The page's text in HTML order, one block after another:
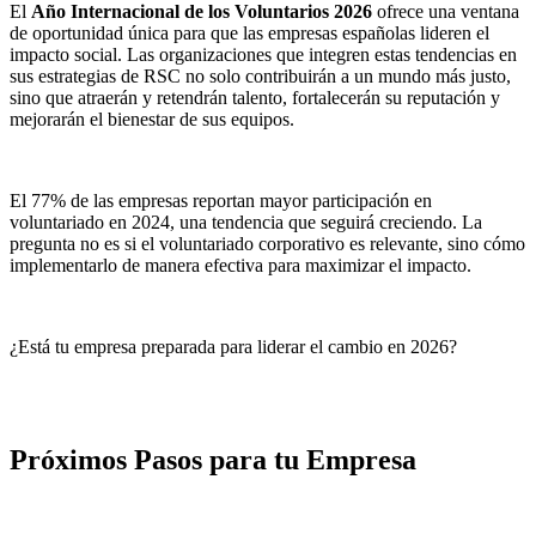
El Año Internacional de los Voluntarios 2026 ofrece una ventana
de oportunidad única para que las empresas españolas lideren el
impacto social. Las organizaciones que integren estas tendencias en
sus estrategias de RSC no solo contribuirán a un mundo más justo,
sino que atraerán y retendrán talento, fortalecerán su reputación y
mejorarán el bienestar de sus equipos.
El 77% de las empresas reportan mayor participación en
voluntariado en 2024, una tendencia que seguirá creciendo. La
pregunta no es si el voluntariado corporativo es relevante, sino cómo
implementarlo de manera efectiva para maximizar el impacto.
¿Está tu empresa preparada para liderar el cambio en 2026?
Próximos Pasos para tu Empresa